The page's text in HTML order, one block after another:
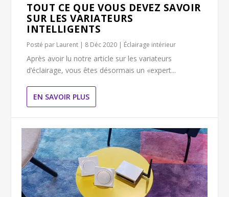
TOUT CE QUE VOUS DEVEZ SAVOIR
SUR LES VARIATEURS
INTELLIGENTS
Posté par Laurent | 8 Déc 2020 | Éclairage intérieur
Après avoir lu notre article sur les variateurs
d’éclairage, vous êtes désormais un «expert...
EN SAVOIR PLUS